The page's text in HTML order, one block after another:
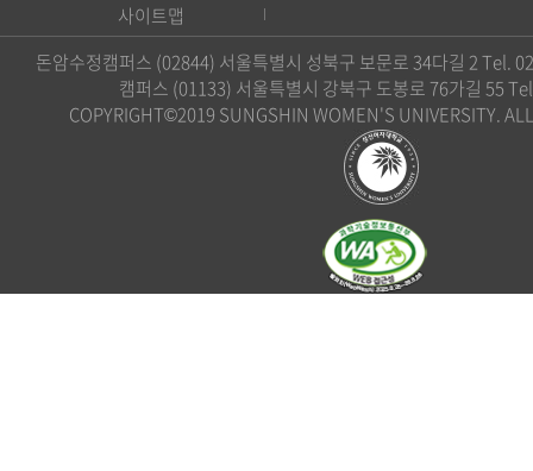
사이트맵
돈암수정캠퍼스 (02844) 서울특별시 성북구 보문로 34다길 2 Tel.
캠퍼스 (01133) 서울특별시 강북구 도봉로 76가길 55
COPYRIGHT©2019 SUNGSHIN WOMEN'S UNIVERSITY.